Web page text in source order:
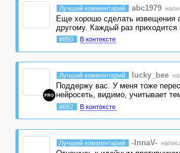
Лучший комментарий abc1979
Еще хорошо сделать извещения
другому. Каждый раз
#850 В контексте
PRO
Лучший комментарий lucky_bee
Поддержу вас. У меня тоже
нейросеть, видимо, учитывает
#882 В контексте
Лучший комментарий -InnaV-